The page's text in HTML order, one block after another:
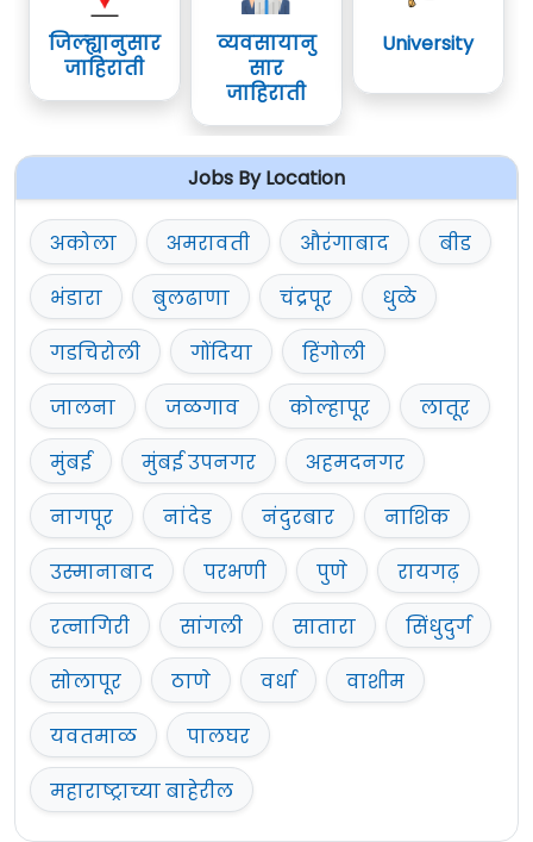
जिल्ह्यानुसार
जाहिराती
व्यवसायानु
सार
जाहिराती
University
Jobs By Location
अकोला अमरावती औरंगाबाद
बीड
भंडारा
बुलढाणा चंद्रपूर
धुळे
गडचिरोली
गोंदिया
हिंगोली
जालना
जळगाव कोल्हापूर
लातूर
मुंबई
मुंबई उपनगर
अहमदनगर
नागपूर
नांदेड नंदुरबार
नाशिक
उस्मानाबाद
परभणी पुणे
रायगढ़
रत्नागिरी
सांगली सातारा
सिंधुदुर्ग
सोलापूर
ठाणे वर्धा
वाशीम
यवतमाळ
पालघर
महाराष्ट्राच्या बाहेरील